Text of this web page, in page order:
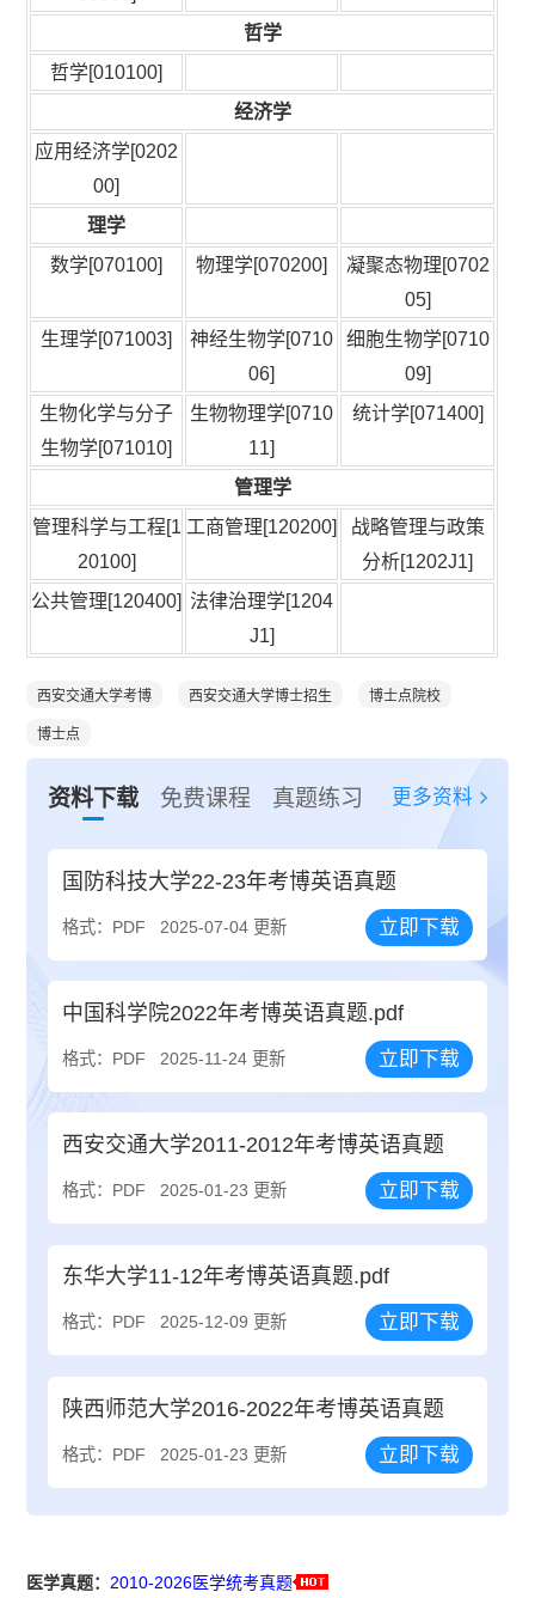
哲学
哲学[010100]
经济学
应用经济学[0202
00]
理学
数学[070100]
物理学[070200]
凝聚态物理[0702
05]
生理学[071003]
神经生物学[0710
06]
细胞生物学[0710
09]
生物化学与分子
生物学[071010]
生物物理学[0710
11]
统计学[071400]
管理学
管理科学与工程[1
20100]
工商管理[120200]
战略管理与政策
分析[1202J1]
公共管理[120400] 法律治理学[1204
J1]
西安交通大学考博 西安交通大学博士招生 博士点院校
博士点
资料下载 免费课程 真题练习 更多资料
国防科技大学22-23年考博英语真题
格式：PDF 2025-07-04 更新 立即下载
中国科学院2022年考博英语真题.pdf
格式：PDF 2025-11-24 更新 立即下载
西安交通大学2011-2012年考博英语真题
格式：PDF 2025-01-23 更新 立即下载
东华大学11-12年考博英语真题.pdf
格式：PDF 2025-12-09 更新 立即下载
陕西师范大学2016-2022年考博英语真题
格式：PDF 2025-01-23 更新 立即下载
医学真题： 2010-2026医学统考真题